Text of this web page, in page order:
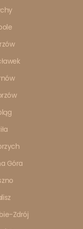
Góra
Zdrój